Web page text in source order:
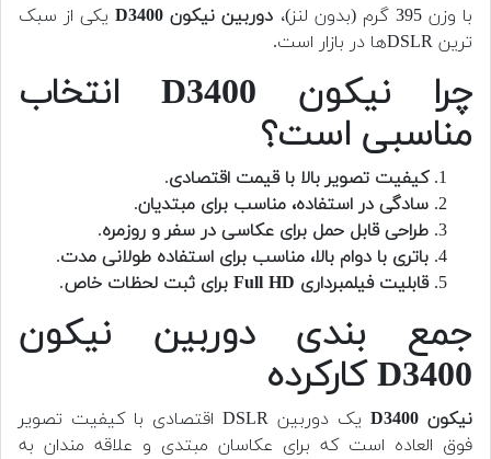
با وزن 395 گرم (بدون لنز)، دوربین نیکون D3400
یکی از سبک
ترین DSLRها در بازار است.
چرا نیکون D3400 انتخاب
مناسبی است؟
کیفیت تصویر بالا با قیمت اقتصادی.
سادگی در استفاده، مناسب برای مبتدیان.
طراحی قابل حمل برای عکاسی در سفر و روزمره.
باتری با دوام بالا، مناسب برای استفاده طولانی مدت.
قابلیت فیلمبرداری Full HD برای ثبت لحظات خاص
.
جمع بندی دوربین نیکون
D3400 کارکرده
نیکون D3400
یک دوربین DSLR اقتصادی با کیفیت تصویر
فوق العاده است که برای عکاسان مبتدی و علاقه مندان به